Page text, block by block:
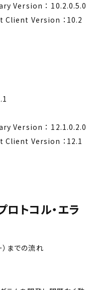
Version ： 10.2.0.5.0
Version ：10.2
Version ： 12.1.0.2.0
Version ：12.1
トコル・エラ
までの流れ